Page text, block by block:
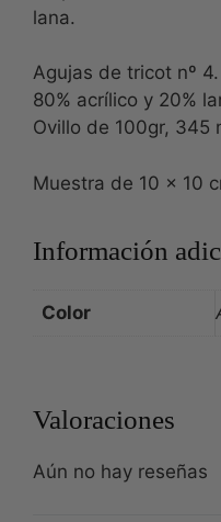
lana.
Agujas de tricot nº 4.
80% acrílico y 20%
Ovillo de 100gr, 345
Muestra de 10 x 10
Información
Color
Valoraciones
Aún no hay reseñas